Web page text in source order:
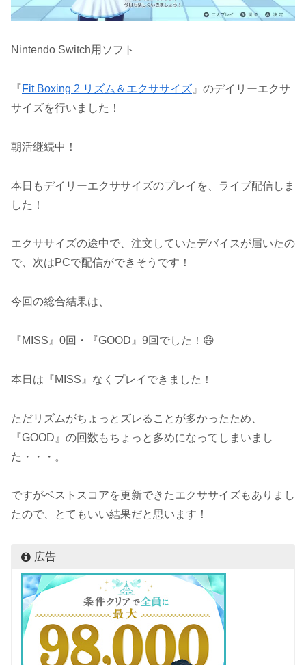
Nintendo Switch用ソフト
『Fit Boxing 2 リズム＆エクササイズ 』のデイリーエクサ
サイズを行いました！
朝活継続中！
本日もデイリーエクササイズのプレイを、ライブ配信しま
した！
エクササイズの途中で、注文していたデバイスが届いたの
で、次はPCで配信ができそうです！
今回の総合結果は、
『MISS』0回・『GOOD』9回でした！😄
本日は『MISS』なくプレイできました！
ただリズムがちょっとズレることが多かったため、
『GOOD』の回数もちょっと多めになってしまいまし
た・・・。
ですがベストスコアを更新できたエクササイズもありまし
たので、とてもいい結果だと思います！
広告